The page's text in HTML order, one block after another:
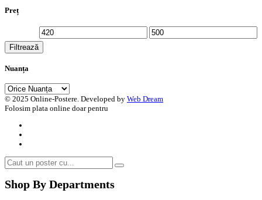
Preț
Preț
minim
Preț
Filtrează
Nuanța
© 2025 Online-Postere. Developed by Web Dream
Folosim plata online doar pentru
Shop By Departments